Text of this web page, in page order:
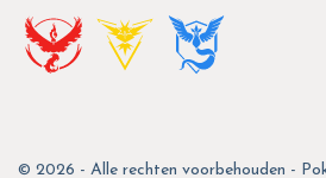
© 2026 - Alle rechten voorbehouden -